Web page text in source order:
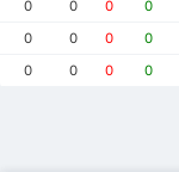
0
0
0
0
0
0
0
0
0
0
0
0